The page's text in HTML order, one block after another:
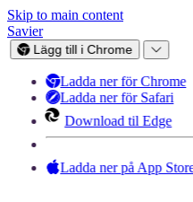
Skip to main content
Savier
Lägg till i Chrome
Ladda ner för Chrome
Ladda ner för Safari
Download til Edge
Ladda ner på App Store